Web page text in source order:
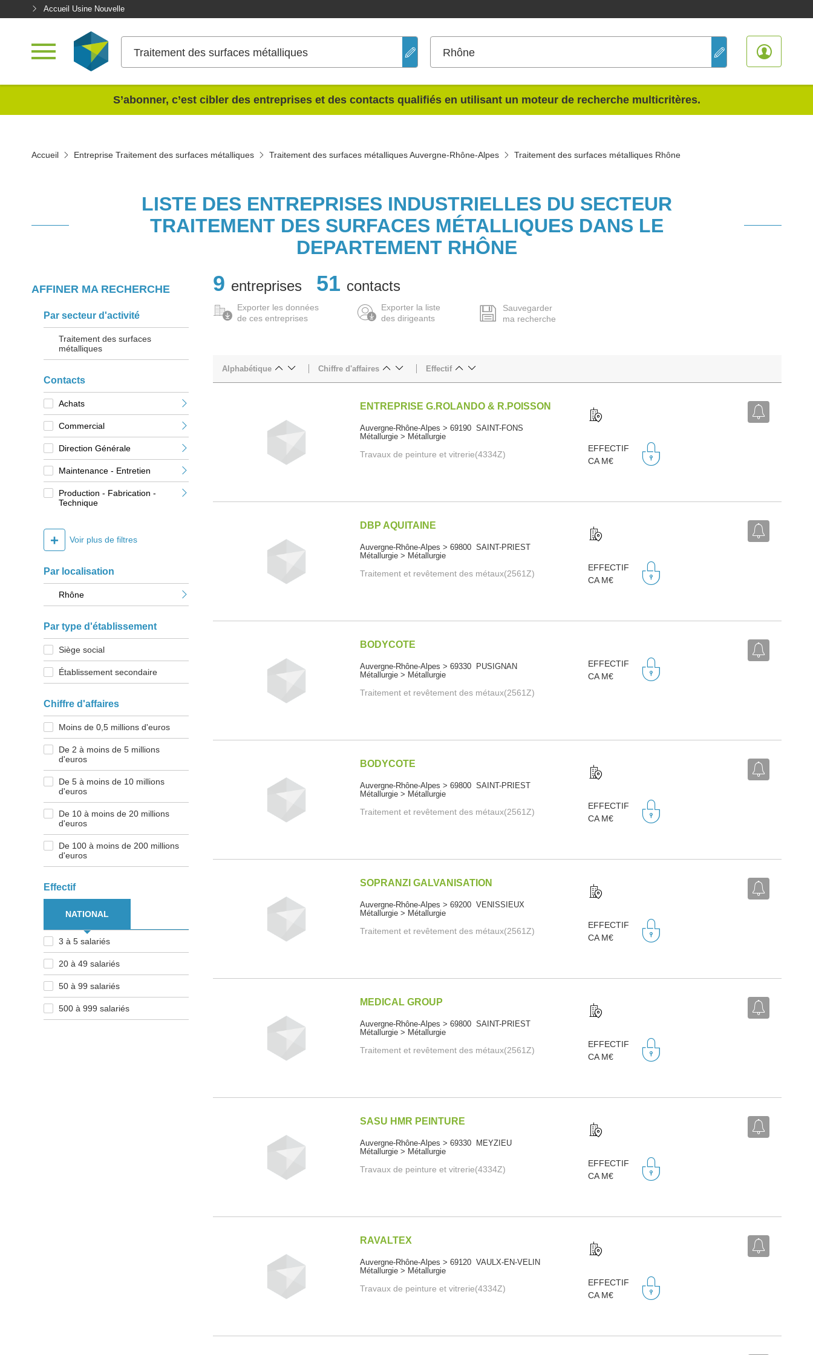
Accueil Usine Nouvelle
Traitement des surfaces métalliques Rhône
S’abonner, c’est cibler des entreprises et des contacts qualifiés en utilisant un moteur de recherche multicritères.
Accueil Entreprise Traitement des surfaces métalliques Traitement des surfaces métalliques Auvergne-Rhône-Alpes Traitement des surfaces métalliques Rhône
LISTE DES ENTREPRISES INDUSTRIELLES DU SECTEUR
TRAITEMENT DES SURFACES MÉTALLIQUES DANS LE
DEPARTEMENT RHÔNE
AFFINER MA RECHERCHE
Par secteur d'activité
Traitement des surfaces
métalliques
Contacts
Achats
Commercial
Direction Générale
Maintenance - Entretien
Production - Fabrication -
Technique
+ Voir plus de filtres
Par localisation
Rhône
Par type d'établissement
Siège social
Établissement secondaire
Chiffre d'affaires
Moins de 0,5 millions d'euros
De 2 à moins de 5 millions
d'euros
De 5 à moins de 10 millions
d'euros
De 10 à moins de 20 millions
d'euros
De 100 à moins de 200 millions
d'euros
Effectif
NATIONAL
3 à 5 salariés
20 à 49 salariés
50 à 99 salariés
500 à 999 salariés
9 entreprises 51 contacts
Exporter les données
de ces entreprises
Exporter la liste
des dirigeants
Sauvegarder
ma recherche
Alphabétique Chiffre d'affaires Effectif
ENTREPRISE G.ROLANDO & R.POISSON
Auvergne-Rhône-Alpes > 69190 SAINT-FONS
Métallurgie > Métallurgie
Travaux de peinture et vitrerie(4334Z)
EFFECTIF
CA M€
DBP AQUITAINE
Auvergne-Rhône-Alpes > 69800 SAINT-PRIEST
Métallurgie > Métallurgie
Traitement et revêtement des métaux(2561Z)
EFFECTIF
CA M€
BODYCOTE
Auvergne-Rhône-Alpes > 69330 PUSIGNAN
Métallurgie > Métallurgie
Traitement et revêtement des métaux(2561Z)
EFFECTIF
CA M€
BODYCOTE
Auvergne-Rhône-Alpes > 69800 SAINT-PRIEST
Métallurgie > Métallurgie
Traitement et revêtement des métaux(2561Z)
EFFECTIF
CA M€
SOPRANZI GALVANISATION
Auvergne-Rhône-Alpes > 69200 VENISSIEUX
Métallurgie > Métallurgie
Traitement et revêtement des métaux(2561Z)
EFFECTIF
CA M€
MEDICAL GROUP
Auvergne-Rhône-Alpes > 69800 SAINT-PRIEST
Métallurgie > Métallurgie
Traitement et revêtement des métaux(2561Z)
EFFECTIF
CA M€
SASU HMR PEINTURE
Auvergne-Rhône-Alpes > 69330 MEYZIEU
Métallurgie > Métallurgie
Travaux de peinture et vitrerie(4334Z)
EFFECTIF
CA M€
RAVALTEX
Auvergne-Rhône-Alpes > 69120 VAULX-EN-VELIN
Métallurgie > Métallurgie
Travaux de peinture et vitrerie(4334Z)
EFFECTIF
CA M€